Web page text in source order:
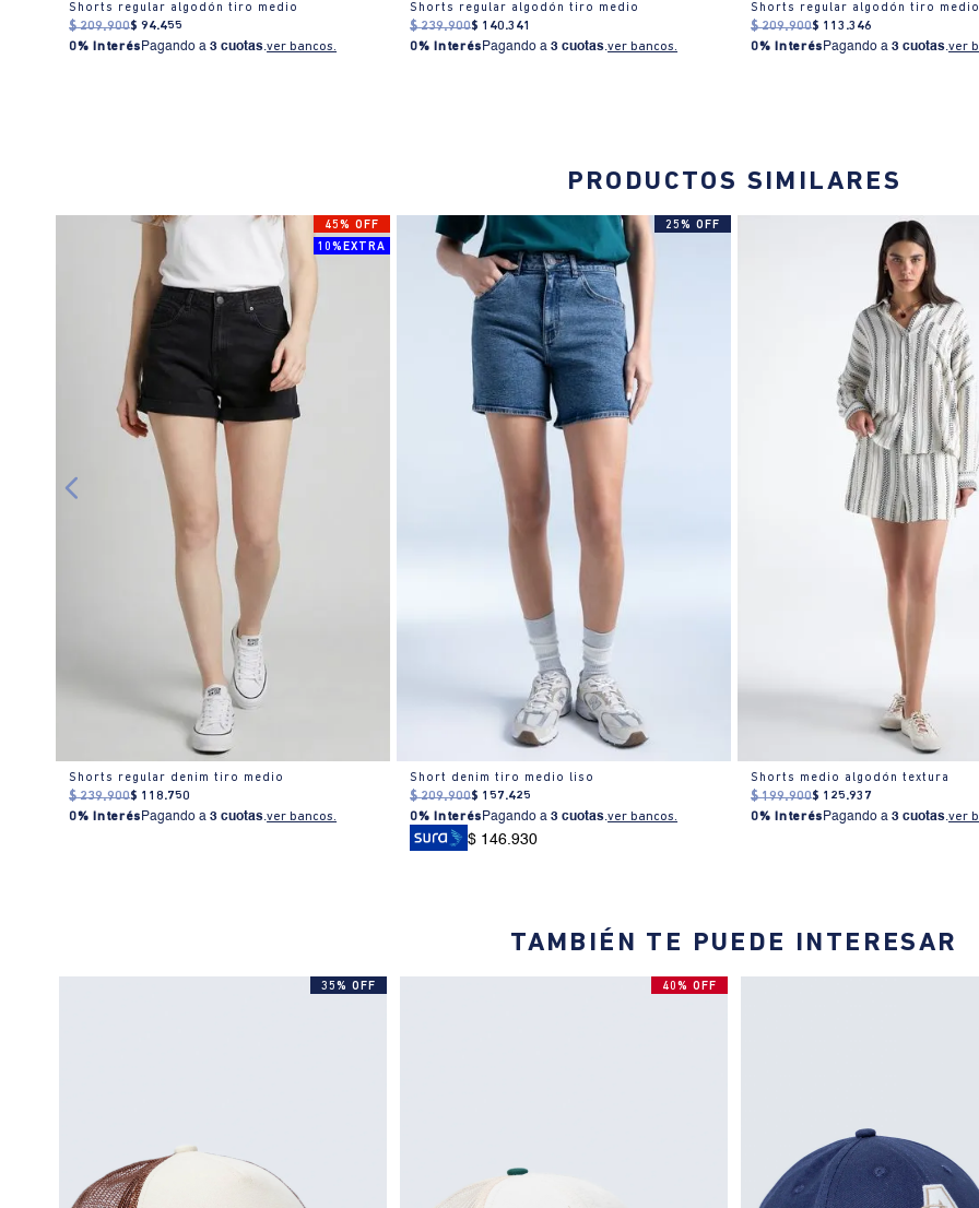
Shorts regular algodón tiro medio
$ 209.900$ 94.455
0% Interés Pagando a3 cuotas.ver bancos.
Shorts regular algodón tiro medio
$ 239.900$ 140.341
0% Interés Pagando a3 cuotas.ver bancos.
$ 209.900$ 113 .346
0% Interés Pagando a3 cuotas.ver
PRODUCTOS SIMILARES
45% OFF
10%EXTRA
Shorts regular denim tiro medio
$ 239.900$ 118.750
0% Interés Pagando a3 cuotas.ver bancos.
25% OFF
Short denim tiro medio liso
$ 209.900$ 157.425
0% Interés Pagando a3 cuotas.ver bancos.
$ 146.930
Shorts medio algodón textura
$ 199.900$ 125.937
0% Interés Pagando a3 cuotas.ver
TAMBIÉN TE PUEDE INTERESAR
35% OFF 40% OFF